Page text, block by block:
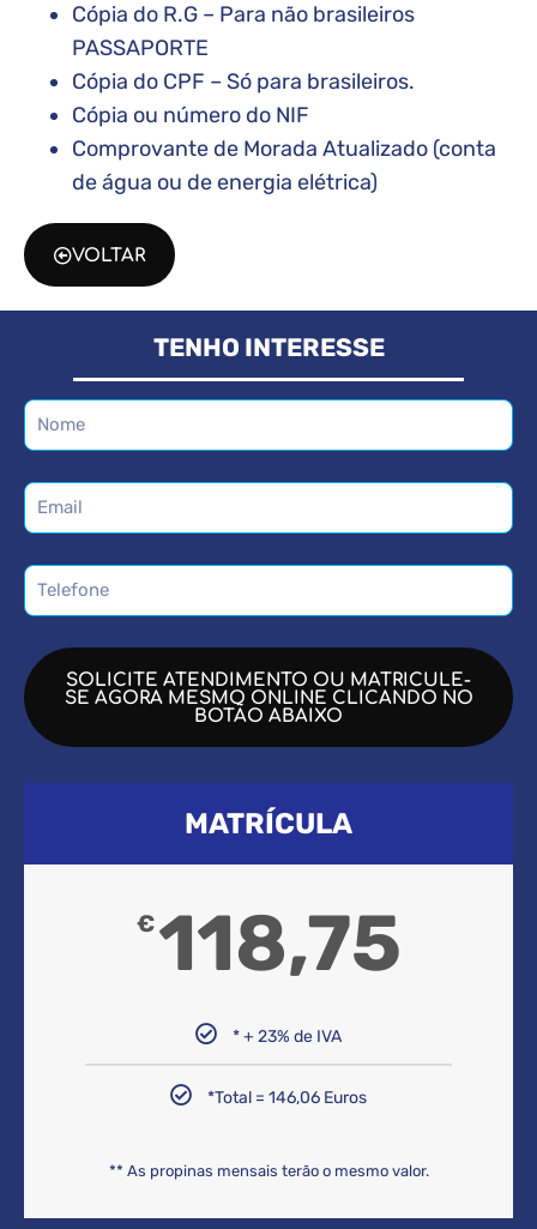
Cópia do R.G – Para não brasileiros
PASSAPORTE
Cópia do CPF – Só para brasileiros.
Cópia ou número do NIF
Comprovante de Morada Atualizado (conta
de água ou de energia elétrica)
VOLTAR
TENHO INTERESSE
SOLICITE ATENDIMENTO OU MATRICULE-
SE AGORA MESMO ONLINE CLICANDO NO
BOTÃO ABAIXO
MATRÍCULA
€118,75
* + 23% de IVA
*Total = 146,06 Euros
** As propinas mensais terão o mesmo valor.